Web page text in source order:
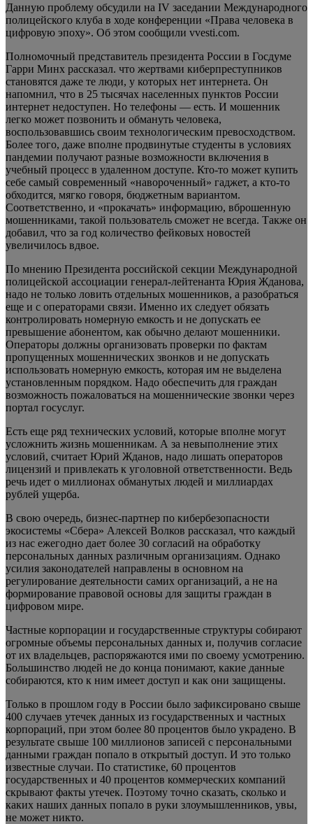
Данную проблему обсудили на IV заседании Международного
полицейского клуба в ходе конференции «Права человека в
цифровую эпоху». Об этом сообщили vvesti.com.
Полномочный представитель президента России в Госдуме
Гарри Минх рассказал. что жертвами киберпреступников
становятся даже те люди, у которых нет интернета. Он
напомнил, что в 25 тысячах населенных пунктов России
интернет недоступен. Но телефоны — есть. И мошенник
легко может позвонить и обмануть человека,
воспользовавшись своим технологическим превосходством.
Более того, даже вполне продвинутые студенты в условиях
пандемии получают разные возможности включения в
учебный процесс в удаленном доступе. Кто-то может купить
себе самый современный «навороченный» гаджет, а кто-то
обходится, мягко говоря, бюджетным вариантом.
Соответственно, и «прокачать» информацию, вброшенную
мошенниками, такой пользователь сможет не всегда. Также он
добавил, что за год количество фейковых новостей
увеличилось вдвое.
По мнению Президента российской секции Международной
полицейской ассоциации генерал-лейтенанта Юрия Жданова,
надо не только ловить отдельных мошенников, а разобраться
еще и с операторами связи. Именно их следует обязать
контролировать номерную емкость и не допускать ее
превышение абонентом, как обычно делают мошенники.
Операторы должны организовать проверки по фактам
пропущенных мошеннических звонков и не допускать
использовать номерную емкость, которая им не выделена
установленным порядком. Надо обеспечить для граждан
возможность пожаловаться на мошеннические звонки через
портал госуслуг.
Есть еще ряд технических условий, которые вполне могут
усложнить жизнь мошенникам. А за невыполнение этих
условий, считает Юрий Жданов, надо лишать операторов
лицензий и привлекать к уголовной ответственности. Ведь
речь идет о миллионах обманутых людей и миллиардах
рублей ущерба.
В свою очередь, бизнес-партнер по кибербезопасности
экосистемы «Сбера» Алексей Волков рассказал, что каждый
из нас ежегодно дает более 30 согласий на обработку
персональных данных различным организациям. Однако
усилия законодателей направлены в основном на
регулирование деятельности самих организаций, а не на
формирование правовой основы для защиты граждан в
цифровом мире.
Частные корпорации и государственные структуры собирают
огромные объемы персональных данных и, получив согласие
от их владельцев, распоряжаются ими по своему усмотрению.
Большинство людей не до конца понимают, какие данные
собираются, кто к ним имеет доступ и как они защищены.
Только в прошлом году в России было зафиксировано свыше
400 случаев утечек данных из государственных и частных
корпораций, при этом более 80 процентов было украдено. В
результате свыше 100 миллионов записей с персональными
данными граждан попало в открытый доступ. И это только
известные случаи. По статистике, 60 процентов
государственных и 40 процентов коммерческих компаний
скрывают факты утечек. Поэтому точно сказать, сколько и
каких наших данных попало в руки злоумышленников, увы,
не может никто.